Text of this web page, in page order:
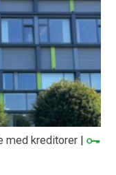
med kreditorer |